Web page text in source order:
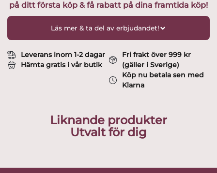
på ditt första köp & få rabatt på dina framtida köp!
Läs mer & ta del av erbjudandet!
Leverans inom 1-2 dagar
Hämta gratis i vår butik
Fri frakt över 999 kr
(gäller i Sverige)
Köp nu betala sen med
Klarna
Liknande produkter
Utvalt för dig